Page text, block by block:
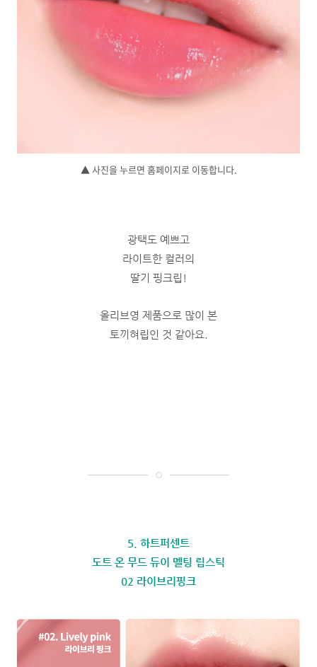
▲ 사진을 누르면 홈페이지로 이동합니다.
광택도 예쁘고
라이트한 컬러의
딸기 핑크립!
올리브영 제품으로 많이 본
토끼혀립인 것 같아요.
5. 하트퍼센트
도트 온 무드 듀이 멜팅 립스틱
02 라이브리핑크